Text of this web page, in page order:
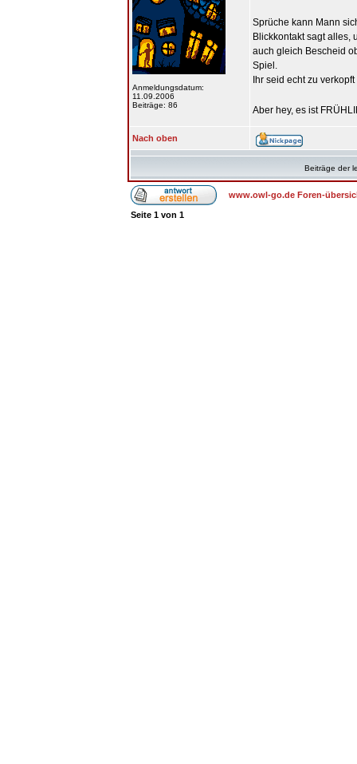
Anmeldungsdatum:
11.09.2006
Beiträge: 86
Sprüche kann Mann
Blickkontakt sagt alles,
auch gleich Bescheid
Spiel.
Ihr seid echt zu verkopft
Aber hey, es ist
Nach oben
Beiträge der
www.owl-go.de Foren-
Seite 1 von 1